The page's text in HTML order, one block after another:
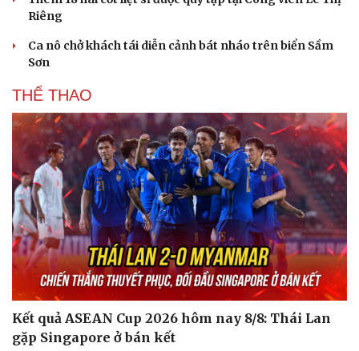
Du lịch
Tư vấn
Săn Tour
check-in
Câu chuyện thời sự
Đọc truyện đêm khuya
Cửa sổ tình yêu
Kể chuyện cho bé
Hạt giống tâm hồn
Riêng
Ca nô chở khách tái diễn cảnh bát nháo trên biển Sầm
Sơn
THỂ THAO
Kết quả ASEAN Cup 2026 hôm nay 8/8: Thái Lan
gặp Singapore ở bán kết